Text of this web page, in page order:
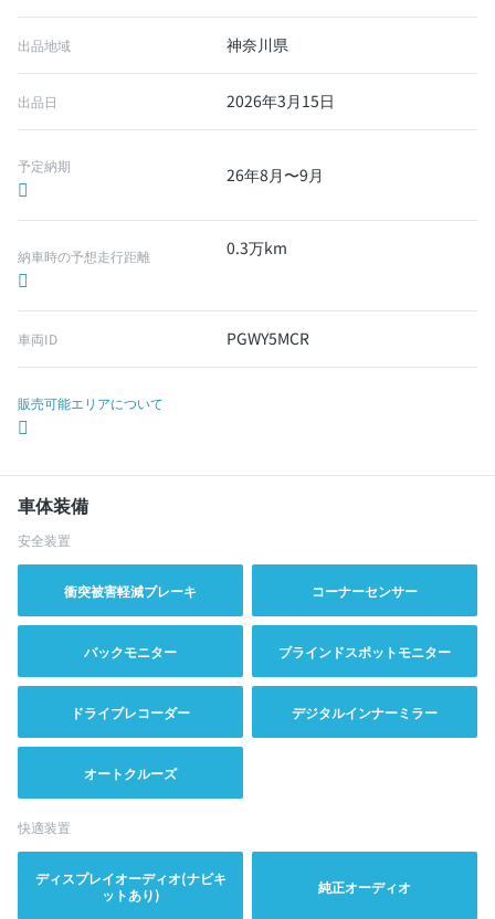
出品地域 神奈川県
出品日 2026年3月15日
予定納期 26年8月〜9月
納車時の予想走行距離 0.3万km
車両ID PGWY5MCR
販売可能エリアについて
車体装備
安全装置
衝突被害軽減ブレーキ コーナーセンサー
バックモニター ブラインドスポットモニター
ドライブレコーダー デジタルインナーミラー
オートクルーズ
快適装置
ディスプレイオーディオ(ナビキ
ットあり)
純正オーディオ